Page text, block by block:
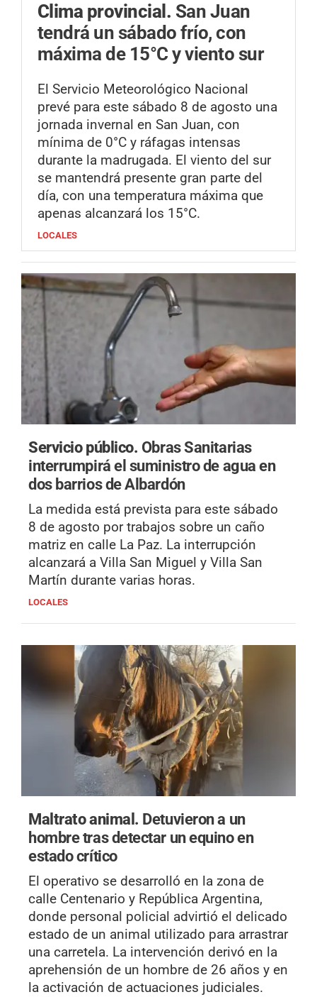
Clima provincial. San Juan
tendrá un sábado frío, con
máxima de 15°C y viento sur
El Servicio Meteorológico Nacional
prevé para este sábado 8 de agosto una
jornada invernal en San Juan, con
mínima de 0°C y ráfagas intensas
durante la madrugada. El viento del sur
se mantendrá presente gran parte del
día, con una temperatura máxima que
apenas alcanzará los 15°C.
LOCALES
Servicio público. Obras Sanitarias
interrumpirá el suministro de agua en
dos barrios de Albardón
La medida está prevista para este sábado
8 de agosto por trabajos sobre un caño
matriz en calle La Paz. La interrupción
alcanzará a Villa San Miguel y Villa San
Martín durante varias horas.
LOCALES
Maltrato animal. Detuvieron a un
hombre tras detectar un equino en
estado crítico
El operativo se desarrolló en la zona de
calle Centenario y República Argentina,
donde personal policial advirtió el delicado
estado de un animal utilizado para arrastrar
una carretela. La intervención derivó en la
aprehensión de un hombre de 26 años y en
la activación de actuaciones judiciales.